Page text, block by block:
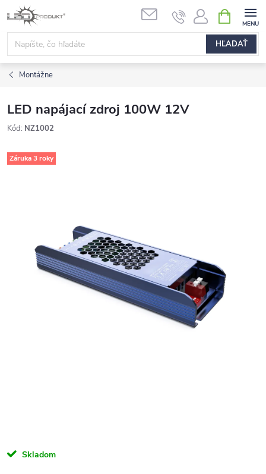
Prejsť
na
obsah
HĽADAŤ
KOŠÍK
Montážne
LED napájací zdroj 100W 12V
Kód: NZ1002
Záruka 3 roky
Skladom